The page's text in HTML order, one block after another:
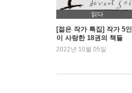
읽다
[젊은 작가 특집] 작가 5인
이 사랑한 18권의 책들
2022년 10월 05일